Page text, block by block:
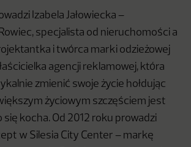
Izabela Jałowiecka –
specjalista od nieruchomości a
i twórca marki odzieżowej
agencji reklamowej, która
zmienić swoje życie hołdując
życiowym szczęściem jest
się kocha. Od 2012 roku prowadzi
w Silesia City Center – markę